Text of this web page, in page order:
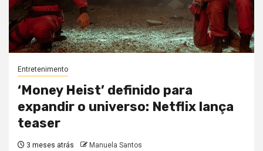
Entretenimento
‘Money Heist’ definido para
expandir o universo: Netflix lança
teaser
3 meses atrás Manuela Santos